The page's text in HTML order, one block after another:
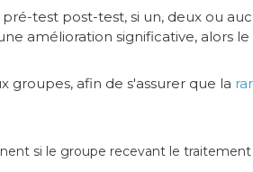
test post-test, si un, deux ou
amélioration significative, alors
groupes, afin de s'assurer que la
si le groupe recevant le